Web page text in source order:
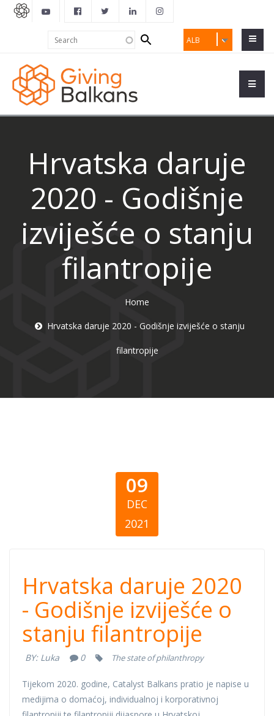
ALB
Search
form
Hrvatska daruje
2020 - Godišnje
izviješće o stanju
filantropije
Home
Hrvatska daruje 2020 - Godišnje izviješće o stanju
filantropije
09
DEC
2021
Hrvatska daruje
2020 - Godišnje
izviješće o
stanju
filantropije
Hrvatska daruje 2020
- Godišnje izviješće o
stanju filantropije
BY: Luka 0 The state of philanthropy
Tijekom 2020. godine, Catalyst Balkans pratio je napise u
medijima o domaćoj, individualnoj i korporativnoj